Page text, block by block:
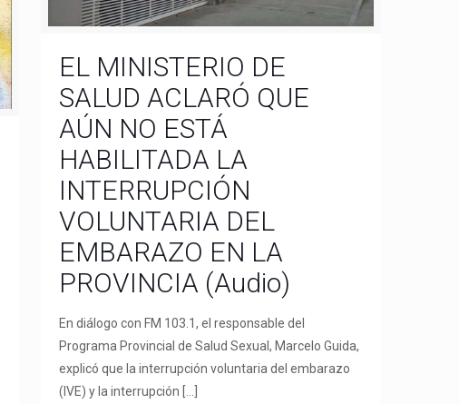
EL MINISTERIO DE
SALUD ACLARÓ QUE
AÚN NO ESTÁ
HABILITADA LA
INTERRUPCIÓN
VOLUNTARIA DEL
EMBARAZO EN LA
PROVINCIA (Audio)
En diálogo con FM 103.1, el responsable del
Programa Provincial de Salud Sexual, Marcelo Guida,
explicó que la interrupción voluntaria del embarazo
(IVE) y la interrupción